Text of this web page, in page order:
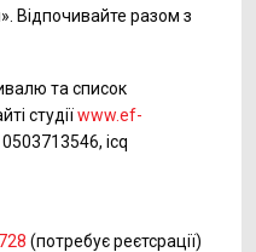
Відпочивайте разом з
та список
студіїwww.ef-
icq
(потребує реєтсрації)